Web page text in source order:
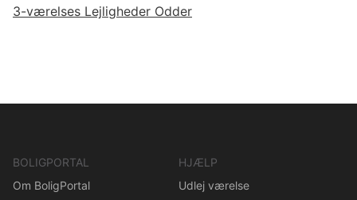
3-værelses Lejligheder Odder
BOLIGPORTAL
Om BoligPortal
HJÆLP
Udlej værelse